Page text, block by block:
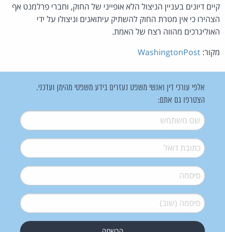
קיים דיונים בעניין הניצול הלא אופייני של החוק, וחברי פרלמנט אף
הצהירו כי אין מטרת החוק להשתיק עיתואנים וניצולו על ידי
האוליגרכים מהווה רצח של האמת.
מקור:
אלפי עורכי דין ואנשי משפט נעזרים בידע משפטי מהימן ועדכני.
הצטרפו גם אתם:
שם משתמש*
דואל*
סיסמה*
סיסמה (שוב)*